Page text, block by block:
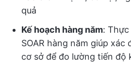
quả
Kế hoạch hàng năm:
SOAR hàng năm giúp xác
cơ sở để đo lường tiến độ